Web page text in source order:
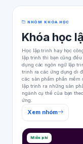
NHÓM KHÓA HỌC
Khóa học
Học lập trình hay học
lập trình thì bạn cũng
dụng các ngôn ngữ lập
trình ra các ứng dụng di
các sản phẩm phần
lập trình ra những sản
ngành cụ thể của bạn
ứng.
Xem nhóm
Miễn phí